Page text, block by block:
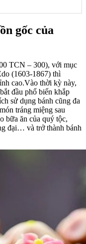
gốc của
TCN – 300), với mục
(1603-1867) thì
cao.Vào thời kỳ này,
đầu phổ biến khắp
sử dụng bánh cũng đa
tráng miệng sau
bữa ăn của quý tộc,
đại… và trở thành bánh